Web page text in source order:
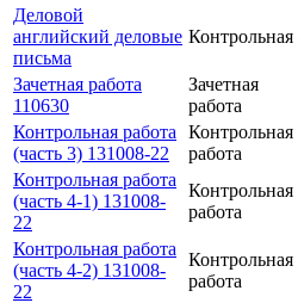
Деловой
английский деловые
письма
Контрольная
Зачетная работа
110630
Зачетная
работа
Контрольная работа
(часть 3) 131008-22
Контрольная
работа
Контрольная работа
(часть 4-1) 131008-
22
Контрольная
работа
Контрольная работа
(часть 4-2) 131008-
22
Контрольная
работа